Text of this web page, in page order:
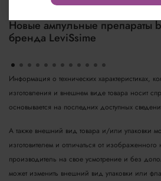
Новые ампульные препараты
бренда LeviSsime
Информация о технических характеристиках,
изготовления и внешнем виде товара носит
основывается на последних доступных
А также внешний вид товара и/или упаковки
изготовителем и отличаться от
производитель на свое усмотрение и без
может изменить внешний вид упаковки или